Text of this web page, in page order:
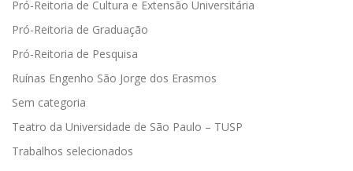
Pró-Reitoria de Cultura e Extensão Universitária
Pró-Reitoria de Graduação
Pró-Reitoria de Pesquisa
Ruínas Engenho São Jorge dos Erasmos
Sem categoria
Teatro da Universidade de São Paulo – TUSP
Trabalhos selecionados